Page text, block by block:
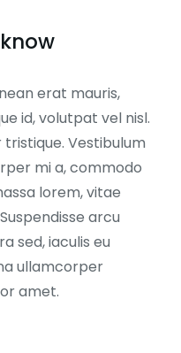
erat mauris,
id, volutpat vel nisl.
tristique. Vestibulum
mi a, commodo
lorem, vitae
arcu
sed, iaculis eu
ullamcorper
amet.